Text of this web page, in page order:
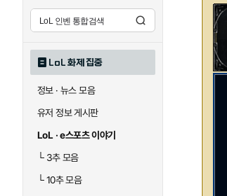
LoL 화제 집중
정보 · 뉴스 모음
유저 정보 게시판
LoL · e스포츠 이야기
└3추 모음
└10추 모음